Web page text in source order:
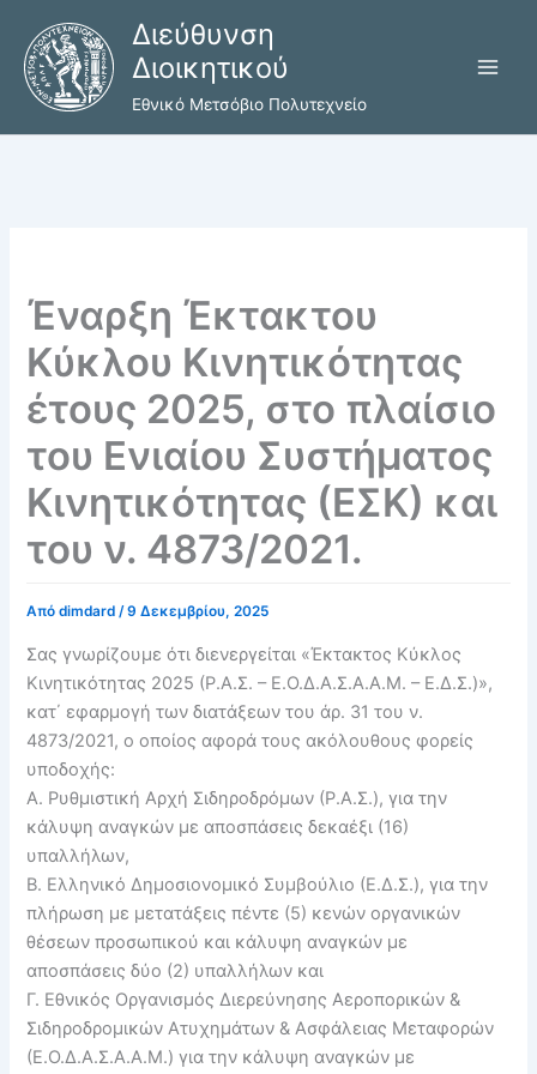
περιεχόμενο
Διεύθυνση
Διοικητικού
Εθνικό Μετσόβιο Πολυτεχνείο
Έναρξη Έκτακτου
Κύκλου Κινητικότητας
έτους 2025, στο πλαίσιο
του Ενιαίου Συστήματος
Κινητικότητας (ΕΣΚ) και
του ν. 4873/2021.
Απόdimdard/9 Δεκεμβρίου, 2025
Σας γνωρίζουμε ότι διενεργείται «Έκτακτος Κύκλος
Κινητικότητας 2025 (Ρ.Α.Σ. – Ε.Ο.Δ.Α.Σ.Α.Α.Μ. – Ε.Δ.Σ.)»,
κατ΄ εφαρμογή των διατάξεων του άρ. 31 του ν.
4873/2021, ο οποίος αφορά τους ακόλουθους φορείς
υποδοχής:
Α. Ρυθμιστική Αρχή Σιδηροδρόμων (Ρ.Α.Σ.), για την
κάλυψη αναγκών με αποσπάσεις δεκαέξι (16)
υπαλλήλων,
Β. Ελληνικό Δημοσιονομικό Συμβούλιο (Ε.Δ.Σ.), για την
πλήρωση με μετατάξεις πέντε (5) κενών οργανικών
θέσεων προσωπικού και κάλυψη αναγκών με
αποσπάσεις δύο (2) υπαλλήλων και
Γ. Εθνικός Οργανισμός Διερεύνησης Αεροπορικών &
Σιδηροδρομικών Ατυχημάτων & Ασφάλειας Μεταφορών
(Ε.Ο.Δ.Α.Σ.Α.Α.Μ.) για την κάλυψη αναγκών με